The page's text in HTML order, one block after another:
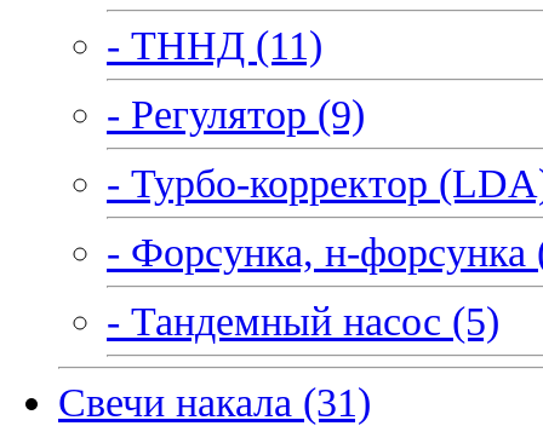
- ТННД (11)
- Регулятор (9)
- Турбо-корректор
- Форсунка, н-форсунка
- Тандемный насос (5)
Свечи накала (31)